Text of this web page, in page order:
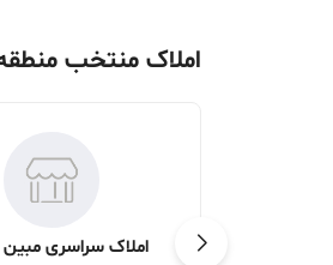
املاک منتخب
املاک سراسری